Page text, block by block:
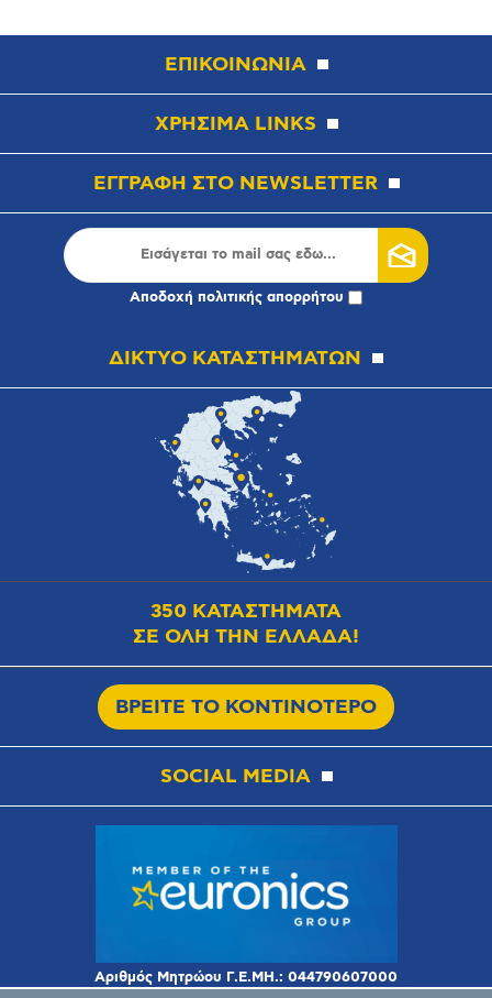
ΕΠΙΚΟΙΝΩΝΙΑ
ΧΡΗΣΙΜΑ LINKS
ΕΓΓΡΑΦΗ ΣΤΟ NEWSLETTER
Αποδοχή πολιτικής απορρήτου
ΔΙΚΤΥΟ ΚΑΤΑΣΤΗΜΑΤΩΝ
350 ΚΑΤΑΣΤΗΜΑΤΑ
ΣΕ ΟΛΗ ΤΗΝ ΕΛΛΑΔΑ!
ΒΡΕΙΤΕ ΤΟ ΚΟΝΤΙΝΟΤΕΡΟ
SOCIAL MEDIA